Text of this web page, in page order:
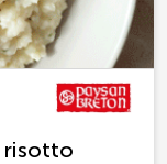
risotto